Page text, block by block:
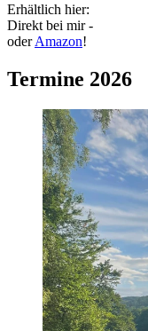
Erhältlich hier:
Direkt bei mir -
oderAmazon!
Termine 2026